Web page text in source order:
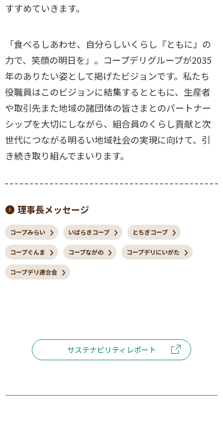
すすめていきます。
「食べるしあわせ、自分らしいくらし『ともに』の
力で、笑顔の明日を」。コープデリグループが2035
年のありたい姿として掲げたビジョンです。私たち
役職員はこのビジョンに結集するとともに、生産者
や取引先また地域の諸団体の皆さまとのパートナー
シップを大切にしながら、組合員のくらし貢献と次
世代につながる明るい地域社会の実現に向けて、引
き続き取り組んでまいります。
理事長メッセージ
コープみらい いばらきコープ とちぎコープ
コープぐんま コープながの コープデリにいがた
コープデリ連合会
サステナビリティレポート